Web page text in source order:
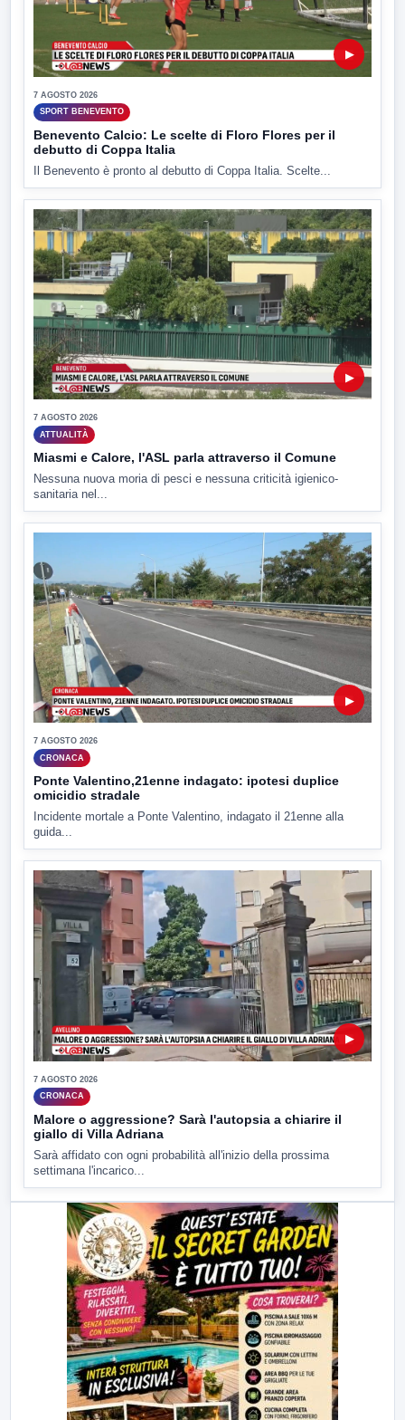
▶
7 AGOSTO 2026
SPORT BENEVENTO
Benevento Calcio: Le scelte di Floro Flores per il
debutto di Coppa Italia
Il Benevento è pronto al debutto di Coppa Italia. Scelte...
▶
7 AGOSTO 2026
ATTUALITÀ
Miasmi e Calore, l'ASL parla attraverso il Comune
Nessuna nuova moria di pesci e nessuna criticità igienico-
sanitaria nel...
▶
7 AGOSTO 2026
CRONACA
Ponte Valentino,21enne indagato: ipotesi duplice
omicidio stradale
Incidente mortale a Ponte Valentino, indagato il 21enne alla
guida...
▶
7 AGOSTO 2026
CRONACA
Malore o aggressione? Sarà l'autopsia a chiarire il
giallo di Villa Adriana
Sarà affidato con ogni probabilità all'inizio della prossima
settimana l'incarico...